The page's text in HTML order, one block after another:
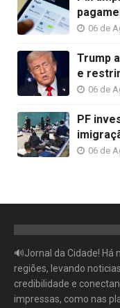
06 de
Trump
e
06 de
PF
06 de
🔊Jornal da Cidade! Há
regiões, levando
credibilidade e
impressas, como nas